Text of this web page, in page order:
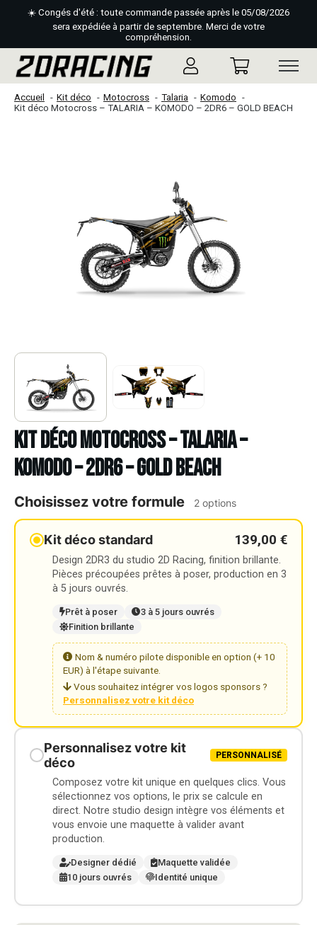
☀️ Congés d'été : toute commande passée après le 05/08/2026
sera expédiée à partir de septembre. Merci de votre
compréhension.
Accueil Kit déco Motocross Talaria
Komodo
Kit déco Motocross – TALARIA – KOMODO – 2DR6 – GOLD BEACH
Kit déco Motocross – TALARIA –
KOMODO – 2DR6 – GOLD BEACH
Choisissez votre formule 2 options
Kit déco standard 139,00 €
Design 2DR3 du studio 2D Racing, finition brillante.
Pièces précoupées prêtes à poser, production en 3
à 5 jours ouvrés.
Prêt à poser
3 à 5 jours ouvrés
Finition brillante
Nom & numéro pilote disponible en option (+ 10
EUR) à l'étape suivante.
Vous souhaitez intégrer vos logos sponsors ?
Personnalisez votre kit déco
Personnalisez votre kit
déco
PERSONNALISÉ
Composez votre kit unique en quelques clics. Vous
sélectionnez vos options, le prix se calcule en
direct. Notre studio design intègre vos éléments et
vous envoie une maquette à valider avant
production.
Designer dédié
Maquette validée
10 jours ouvrés
Identité unique